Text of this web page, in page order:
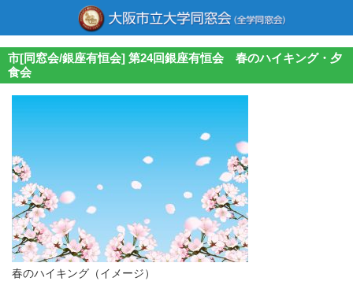
市[同窓会/銀座有恒会] 第24回銀座有恒会 春のハイキング・夕
食会
春のハイキング（イメージ）